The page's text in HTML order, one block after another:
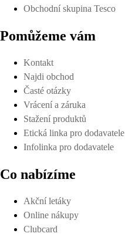
Obchodní skupina Tesco
Pomůžeme vám
Kontakt
Najdi obchod
Časté otázky
Vrácení a záruka
Stažení produktů
Etická linka pro dodavatele
Infolinka pro dodavatele
Co nabízíme
Akční letáky
Online nákupy
Clubcard